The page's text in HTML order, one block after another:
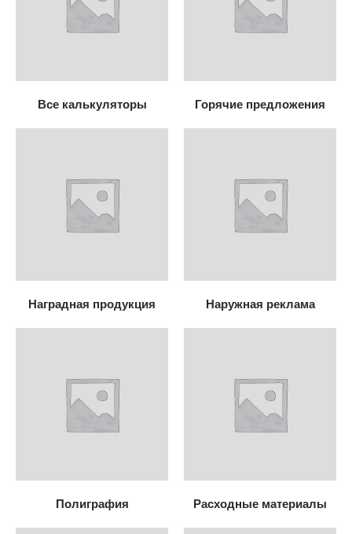
Все калькуляторы Горячие предложения
Наградная продукция Наружная реклама
Полиграфия Расходные материалы